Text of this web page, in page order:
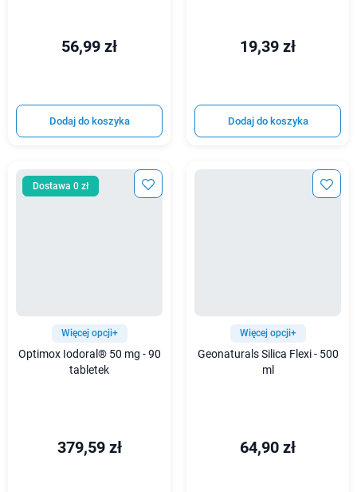
56,99 zł
Dodaj do koszyka
19,39 zł
Dodaj do koszyka
Dostawa 0 zł
Więcej opcji+
Optimox Iodoral® 50 mg - 90
tabletek
379,59 zł
Więcej opcji+
Geonaturals Silica Flexi - 500
ml
64,90 zł